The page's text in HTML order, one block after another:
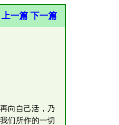
上一篇 下一篇
向自己活，乃
们所作的一切